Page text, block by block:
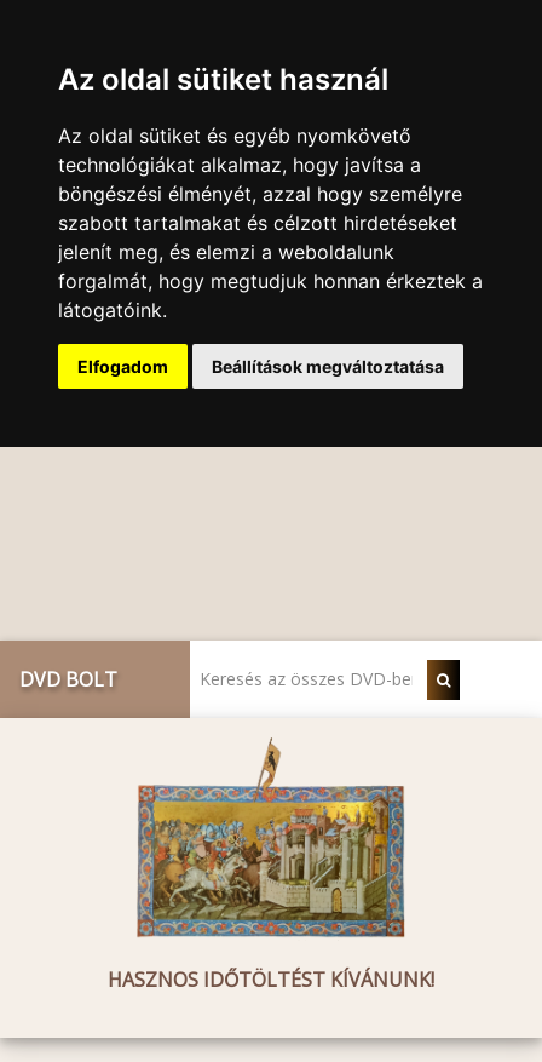
Az oldal sütiket használ
Az oldal sütiket és egyéb nyomkövető
technológiákat alkalmaz, hogy javítsa a
böngészési élményét, azzal hogy személyre
szabott tartalmakat és célzott hirdetéseket
jelenít meg, és elemzi a weboldalunk
forgalmát, hogy megtudjuk honnan érkeztek a
látogatóink.
Elfogadom Beállítások megváltoztatása
DVD BOLT
HASZNOS IDŐTÖLTÉST KÍVÁNUNK!